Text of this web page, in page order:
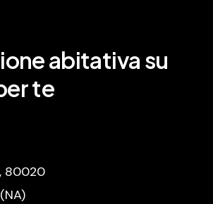
abitativa su
te
80020